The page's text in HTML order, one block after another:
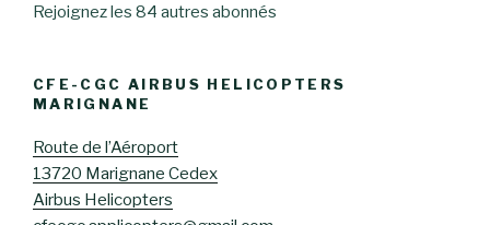
Rejoignez les 84 autres abonnés
CFE-CGC AIRBUS HELICOPTERS
MARIGNANE
Route de l’Aéroport
13720 Marignane Cedex
Airbus Helicopters